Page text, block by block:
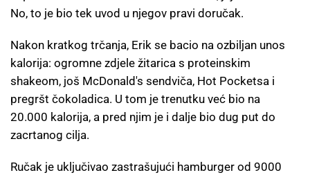
No, to je bio tek uvod u njegov pravi doručak.
Nakon kratkog trčanja, Erik se bacio na ozbiljan unos
kalorija: ogromne zdjele žitarica s proteinskim
shakeom, još McDonald's sendviča, Hot Pocketsa i
pregršt čokoladica. U tom je trenutku već bio na
20.000 kalorija, a pred njim je i dalje bio dug put do
zacrtanog cilja.
Ručak je uključivao zastrašujući hamburger od 9000